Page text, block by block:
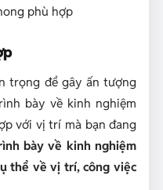
phù hợp
trọng để gây ấn tượng
bày về kinh nghiệm
với vị trí mà bạn đang
bày về kinh nghiệm
thể về vị trí, công việc